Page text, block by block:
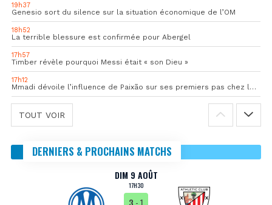
19h37
Genesio sort du silence sur la situation économique de l’OM
18h52
La terrible blessure est confirmée pour Abergel
17h57
Timber révèle pourquoi Messi était « son Dieu »
17h12
Mmadi dévoile l’influence de Paixão sur ses premiers pas chez les pros
TOUT VOIR
DERNIERS & PROCHAINS MATCHS
DIM 9 AOÛT
17H30
3 - 1